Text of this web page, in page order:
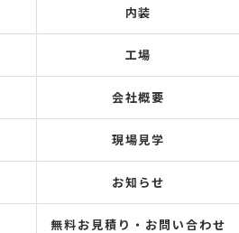
内装
工場
会社概要
現場見学
お知らせ
無料お見積り・お問い合わせ